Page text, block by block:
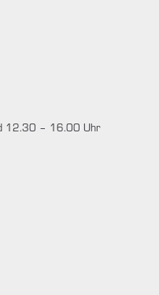
12.30 – 16.00 Uhr